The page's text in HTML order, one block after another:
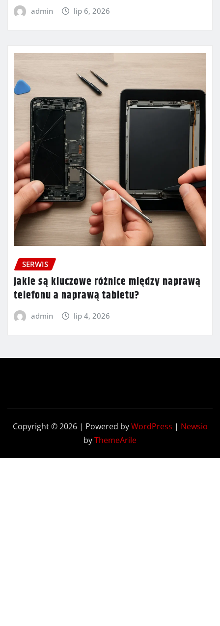
admin lip 6, 2026
SERWIS
Jakie są kluczowe różnice między naprawą
telefonu a naprawą tabletu?
admin lip 4, 2026
Copyright © 2026 | Powered byWordPress | Newsio
byThemeArile